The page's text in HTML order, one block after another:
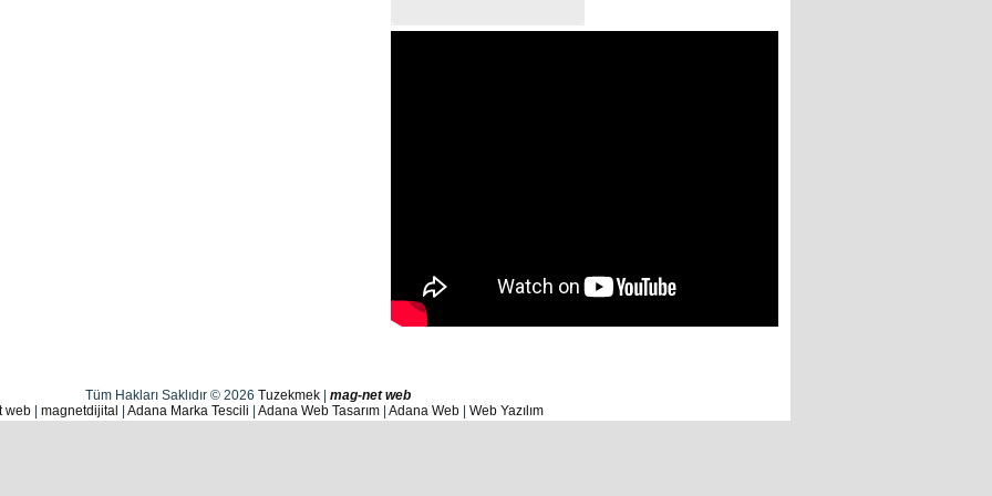
Tüm Hakları Saklıdır © 2026 Tuzekmek
mag-net web
web
magnetdijital Adana Marka Tescili Adana Web Tasarım Adana Web Web Yazılım